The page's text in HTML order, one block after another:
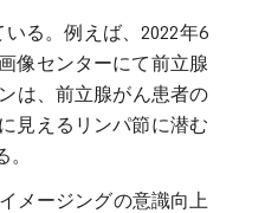
る。例えば、2022年6
像センターにて前立腺
は、前立腺がん患者の
見えるリンパ節に潜む
メージングの意識向上